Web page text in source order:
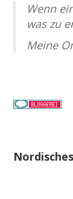
Wenn
was zu
Meine